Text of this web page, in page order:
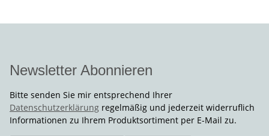
Newsletter Abonnieren
Bitte senden Sie mir entsprechend Ihrer
Datenschutzerklärung regelmäßig und jederzeit widerruflich
Informationen zu Ihrem Produktsortiment per E-Mail zu.